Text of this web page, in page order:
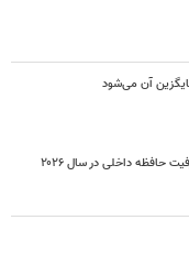
آن می‌شود